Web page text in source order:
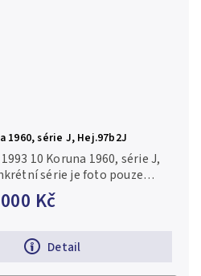
1960, série J, Hej.97b2J
Kč
Detail
10 Koruna 1960, série J,
série je foto pouze